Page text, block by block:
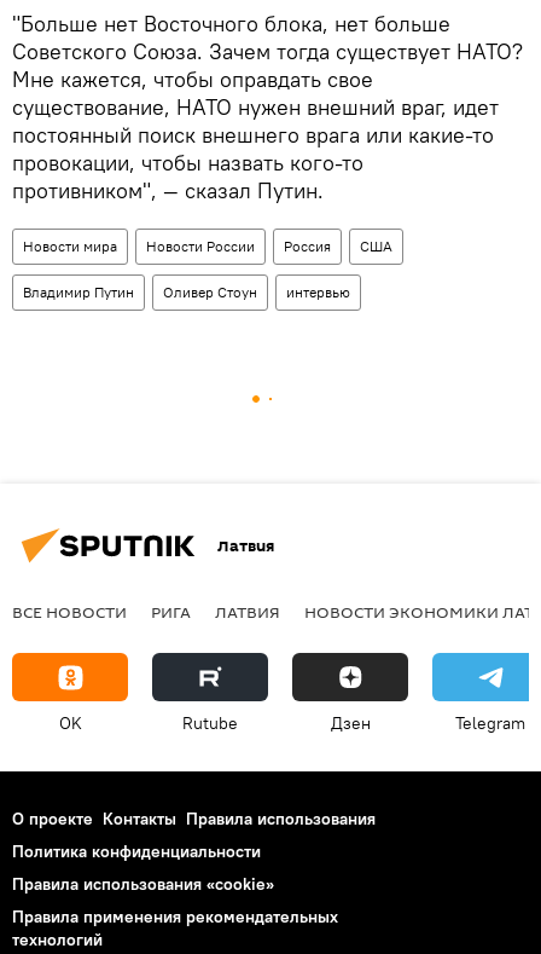
"Больше нет Восточного блока, нет больше
Советского Союза. Зачем тогда существует НАТО?
Мне кажется, чтобы оправдать свое
существование, НАТО нужен внешний враг, идет
постоянный поиск внешнего врага или какие-то
провокации, чтобы назвать кого-то
противником", — сказал Путин.
Новости мира Новости России Россия США
Владимир Путин Оливер Стоун интервью
Латвия
ВСЕ НОВОСТИ РИГА ЛАТВИЯ НОВОСТИ ЭКОНОМИКИ
OK Rutube Дзен Telegram
О проекте Контакты Правила использования
Политика конфиденциальности
Правила использования «cookie»
Правила применения рекомендательных
технологий